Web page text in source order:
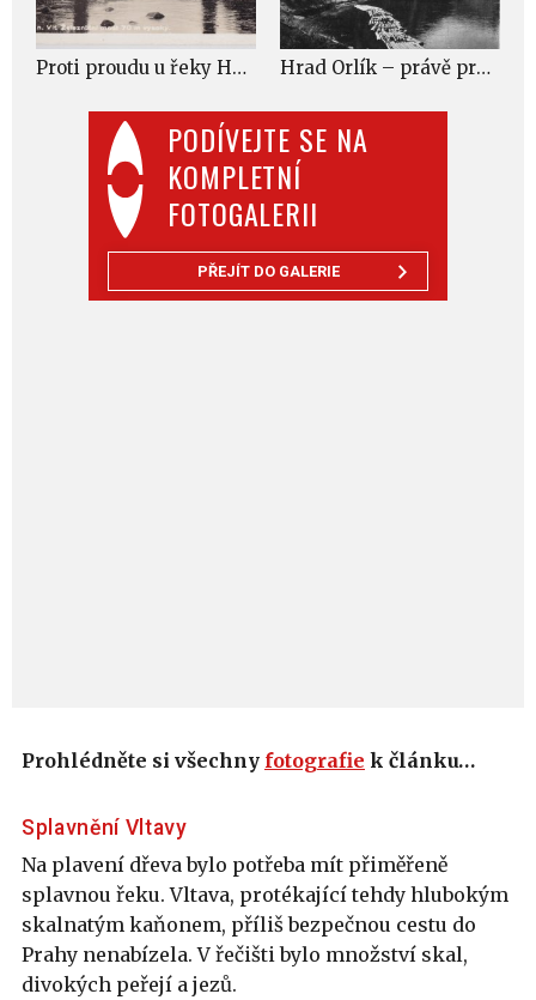
PODÍVEJTE SE NA
KOMPLETNÍ
FOTOGALERII
PŘEJÍT DO GALERIE
Proti proudu u řeky Honsův mlýn a nad ním ozdravovna pražských policejních zaměstnanců v Červené nad Vltavou Hrad Orlík – právě probíhají zpevňovací práce před napuštěním přehrady
Prohlédněte si všechny fotografie k článku…
Splavnění Vltavy
Na plavení dřeva bylo potřeba mít přiměřeně
splavnou řeku. Vltava, protékající tehdy hlubokým
skalnatým kaňonem, příliš bezpečnou cestu do
Prahy nenabízela. V řečišti bylo množství skal,
divokých peřejí a jezů.